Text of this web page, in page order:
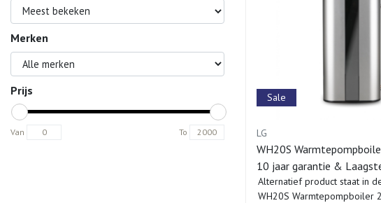
Merken
Prijs
Van To
Sale
LG
WH20S
10 jaar garantie &
Alternatief product staat in
WH20S Warmtepompboiler